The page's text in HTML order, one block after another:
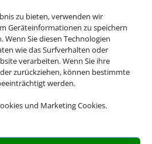
zu bieten, verwenden wir
Geräteinformationen zu speichern
Sie diesen Technologien
wie das Surfverhalten oder
verarbeiten. Wenn Sie ihre
zurückziehen, können bestimmte
werden.
und Marketing Cookies.